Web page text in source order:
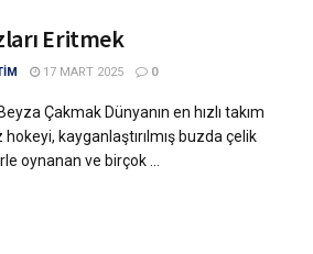
Eritmek
17 MART 2025 0
Çakmak Dünyanın en hızlı takım
kayganlaştırılmış buzda çelik
oynanan ve birçok ...